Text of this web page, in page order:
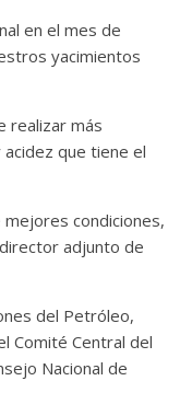
en el mes de
yacimientos
realizar más
que tiene el
condiciones,
adjunto de
del Petróleo,
Comité Central del
Nacional de
2024
Francisco G.